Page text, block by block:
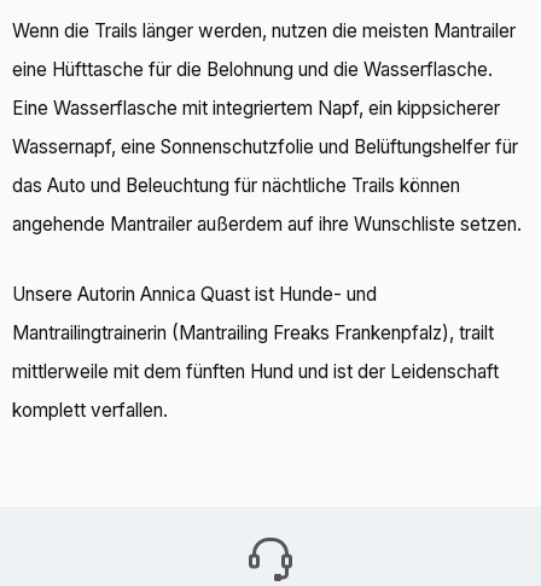
Wenn die Trails länger werden, nutzen die meisten Mantrailer
eine Hüfttasche für die Belohnung und die Wasserflasche.
Eine Wasserflasche mit integriertem Napf, ein kippsicherer
Wassernapf, eine Sonnenschutzfolie und Belüftungshelfer für
das Auto und Beleuchtung für nächtliche Trails können
angehende Mantrailer außerdem auf ihre Wunschliste setzen.
Unsere Autorin Annica Quast ist Hunde- und
Mantrailingtrainerin (Mantrailing Freaks Frankenpfalz), trailt
mittlerweile mit dem fünften Hund und ist der Leidenschaft
komplett verfallen.